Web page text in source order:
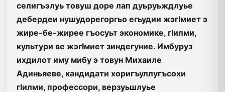
селигъэлуь товуш доре лап дуьруьждлуье
дебердеи нушудорегоргьо егьудии жэгIмиет э
жире-бе-жирее гъосуьт экономике, гIилми,
культури ве жэгIмиет зиндегуние. Имбуруз
ихдилот иму мибу э товун Михаиле
Адиньяеве, кандидати хоригъуллугъсохи
гIилми, профессори, верзуьшлуье